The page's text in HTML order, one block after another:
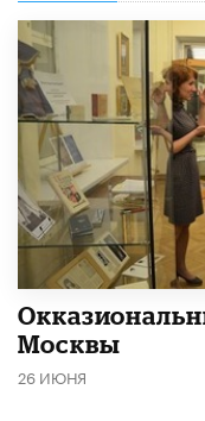
Москвы
26 ИЮНЯ